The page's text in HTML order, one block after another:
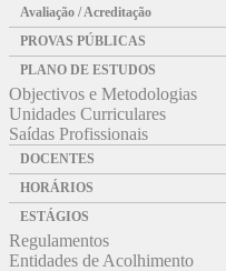
Avaliação / Acreditação
PROVAS PÚBLICAS
PLANO DE ESTUDOS
Objectivos e Metodologias
Unidades Curriculares
Saídas Profissionais
DOCENTES
HORÁRIOS
ESTÁGIOS
Regulamentos
Entidades de Acolhimento